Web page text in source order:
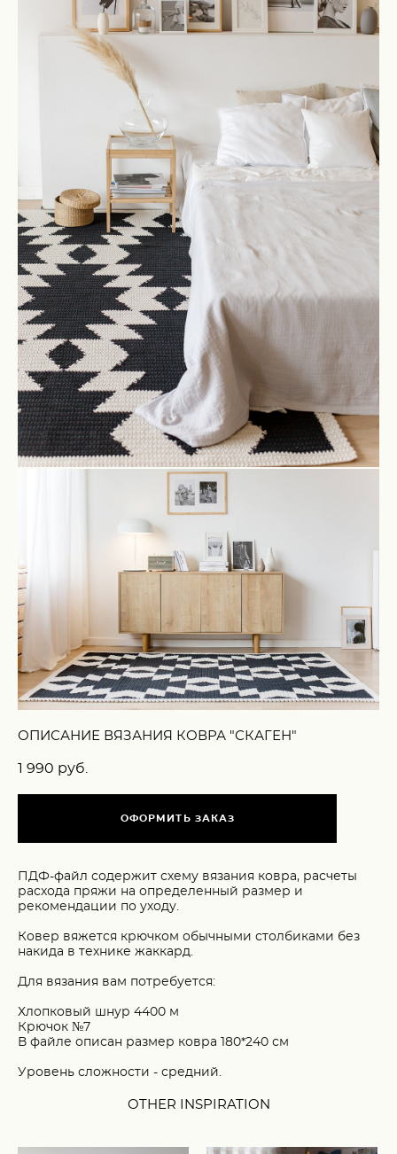
ОПИСАНИЕ ВЯЗАНИЯ КОВРА "СКАГЕН"
1 990 pуб.
ОФОРМИТЬ ЗАКАЗ
ПДФ-файл содержит схему вязания ковра, расчеты
расхода пряжи на определенный размер и
рекомендации по уходу.
Ковер вяжется крючком обычными столбиками без
накида в технике жаккард.
Для вязания вам потребуется:
Хлопковый шнур 4400 м
Крючок №7
В файле описан размер ковра 180*240 см
Уровень сложности - средний.
OTHER INSPIRATION